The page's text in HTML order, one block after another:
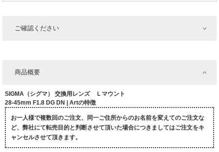
ご確認ください
商品概要
SIGMA（シグマ） 交換用レンズ Ｌマウント
28-45mm F1.8 DG DN | Artの特徴
お一人様で複数回のご注文、同一ご住所からのお名前を変えてのご注文な
ど、弊社にて転売目的と判断させて頂いた場合につきましてはご注文をキ
ャンセルさせて頂きます。